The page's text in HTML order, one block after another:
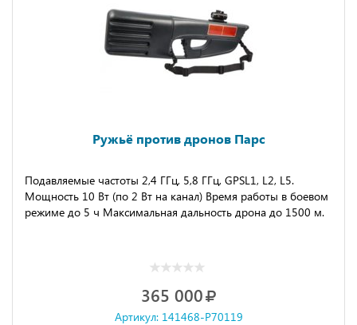
Ружьё против дронов Парс
Подавляемые частоты 2,4 ГГц, 5,8 ГГц, GPSL1, L2, L5.
Мощность 10 Вт (по 2 Вт на канал) Время работы в боевом
режиме до 5 ч Максимальная дальность дрона до 1500 м.
365 000
Артикул: 141468-P70119